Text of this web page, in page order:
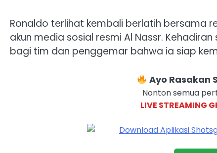
Ronaldo terlihat kembali berlatih bersama
akun media sosial resmi Al Nassr.
bagi tim dan penggemar bahwa ia siap
Ayo Rasakan
Nonton semua
LIVE STREAMING